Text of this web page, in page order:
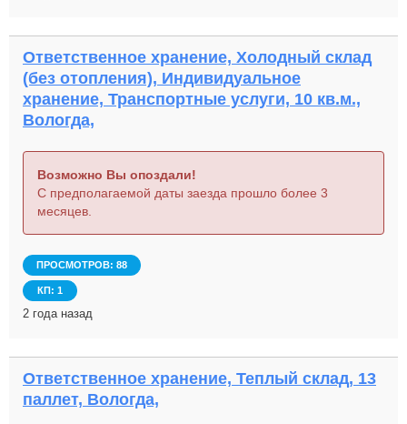
Ответственное хранение, Холодный склад
(без отопления), Индивидуальное
хранение, Транспортные услуги, 10 кв.м.,
Вологда,
Возможно Вы опоздали!
С предполагаемой даты заезда прошло более 3
месяцев.
ПРОСМОТРОВ: 88
КП: 1
2 года назад
Ответственное хранение, Теплый склад, 13
паллет, Вологда,